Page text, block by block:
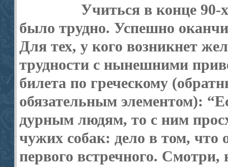
Учиться в конце 90-
было трудно. Успешно
Для тех, у кого возникнет
трудности с нынешними
билета по греческому
обязательным элементом):
дурным людям, то с ним
чужих собак: дело в том,
первого встречного. Смотри,